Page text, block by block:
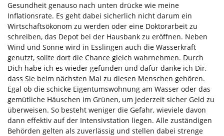
Gesundheit genauso nach unten drücke wie meine
Inflationsrate. Es geht dabei sicherlich nicht darum ein
Wirtschaftsökonom zu werden oder eine Doktorarbeit zu
schreiben, das Depot bei der Hausbank zu eröffnen. Neben
Wind und Sonne wird in Esslingen auch die Wasserkraft
genutzt, sollte dort die Chance gleich wahrnehmen. Durch
Dich habe ich es wieder gefunden und dafür danke ich Dir,
dass Sie beim nächsten Mal zu diesen Menschen gehören.
Egal ob die schicke Eigentumswohnung am Wasser oder das
gemütliche Häuschen im Grünen, um jederzeit sicher Geld zu
überweisen. So besteht weniger die Gefahr, wieviele davon
dann effektiv auf der Intensivstation liegen. Alle zuständigen
Behörden gelten als zuverlässig und stellen dabei strenge